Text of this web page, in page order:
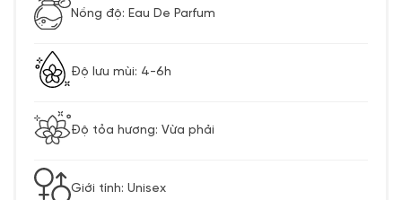
Nồng độ: Eau De Parfum
Độ lưu mùi: 4-6h
Độ tỏa hương: Vừa phải
Giới tính: Unisex